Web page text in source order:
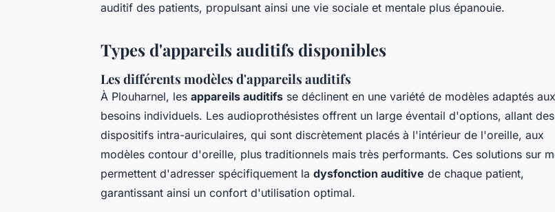
auditif des patients, propulsant ainsi une vie sociale et mentale plus épanouie.
Types d'appareils auditifs disponibles
Les différents modèles d'appareils auditifs
À Plouharnel, les appareils auditifs se déclinent en une variété de modèles adaptés aux
besoins individuels. Les audioprothésistes offrent un large éventail d'options, allant des
dispositifs intra-auriculaires, qui sont discrètement placés à l'intérieur de l'oreille, aux
modèles contour d'oreille, plus traditionnels mais très performants. Ces solutions sur
permettent d'adresser spécifiquement la dysfonction auditive de chaque patient,
garantissant ainsi un confort d'utilisation optimal.